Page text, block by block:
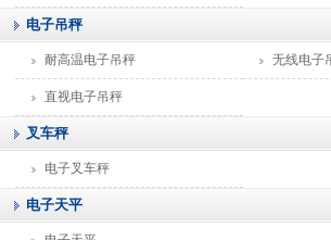
电子吊秤
耐高温电子吊秤 无线电子
直视电子吊秤
叉车秤
电子叉车秤
电子天平